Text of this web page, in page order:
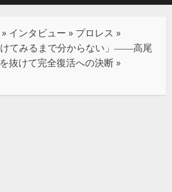
» インタビュー » プロレス »
けてみるまで分からない」――高尾
抜けて完全復活への決断»